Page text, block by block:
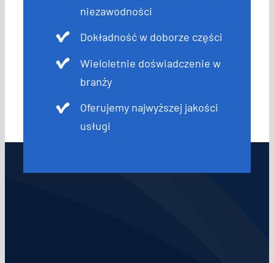
niezawodności
Dokładność w doborze części
Wieloletnie doświadczenie w
branży
Oferujemy najwyższej jakości
usługi